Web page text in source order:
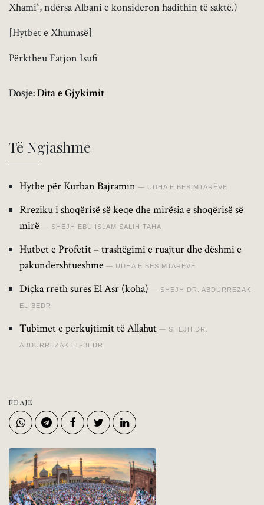
Xhami”, ndërsa Albani e konsideron hadithin të saktë.)
[Hytbet e Xhumasë]
Përktheu Fatjon Isufi
Dosje:Dita e Gjykimit
Të Ngjashme
Hytbe për Kurban Bajramin UDHA E BESIMTARËVE
Rreziku i shoqërisë së keqe dhe mirësia e shoqërisë së
mirë
SHEJH EBU ISLAM SALIH TAHA
Hutbet e Profetit – trashëgimi e ruajtur dhe dëshmi e
pakundërshtueshme
UDHA E BESIMTARËVE
Diçka rreth sures El Asr (koha) SHEJH DR. ABDURREZAK
EL-BEDR
Tubimet e përkujtimit të Allahut SHEJH DR.
ABDURREZAK EL-BEDR
NDAJE